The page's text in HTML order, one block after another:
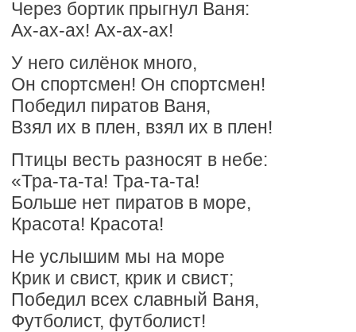
Через бортик прыгнул Ваня:
Ах-ах-ах! Ах-ах-ах!
У него силёнок много,
Он спортсмен! Он спортсмен!
Победил пиратов Ваня,
Взял их в плен, взял их в плен!
Птицы весть разносят в небе:
«Тра-та-та! Тра-та-та!
Больше нет пиратов в море,
Красота! Красота!
Не услышим мы на море
Крик и свист, крик и свист;
Победил всех славный Ваня,
Футболист, футболист!